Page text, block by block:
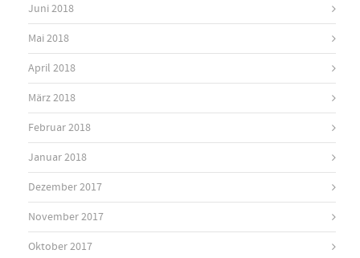
Juni 2018
Mai 2018
April 2018
März 2018
Februar 2018
Januar 2018
Dezember 2017
November 2017
Oktober 2017